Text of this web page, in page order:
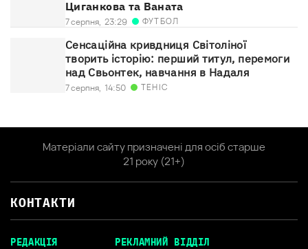
Циганкова та Ваната
7 серпня, 23:29 ФУТБОЛ
Сенсаційна кривдниця Світоліної
творить історію: перший титул, перемоги
над Свьонтек, навчання в Надаля
7 серпня, 14:50 ТЕНІС
Матеріали сайту призначені для осіб старше
21 року (21+)
КОНТАКТИ
РЕДАКЦІЯ РЕКЛАМНИЙ ВІДДІЛ